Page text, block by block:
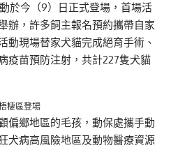
於今（9）日正式登場，首場活
辦，許多飼主報名預約攜帶自家
動現場替家犬貓完成絕育手術、
疫苗預防注射，共計227隻犬貓
棲區登場
偏鄉地區的毛孩，動保處攜手動
犬病高風險地區及動物醫療資源